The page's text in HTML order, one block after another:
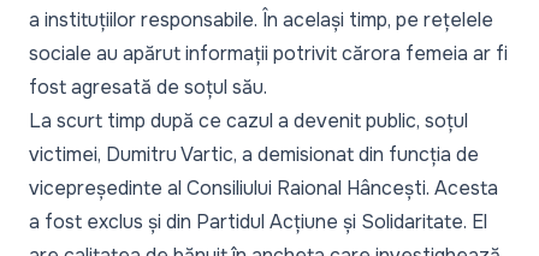
a instituțiilor responsabile. În același timp, pe rețelele
sociale au apărut informații potrivit cărora femeia ar fi
fost agresată de soțul său.
La scurt timp după ce cazul a devenit public, soțul
victimei, Dumitru Vartic, a demisionat din funcția de
vicepreședinte al Consiliului Raional Hâncești. Acesta
a fost exclus și din Partidul Acțiune și Solidaritate. El